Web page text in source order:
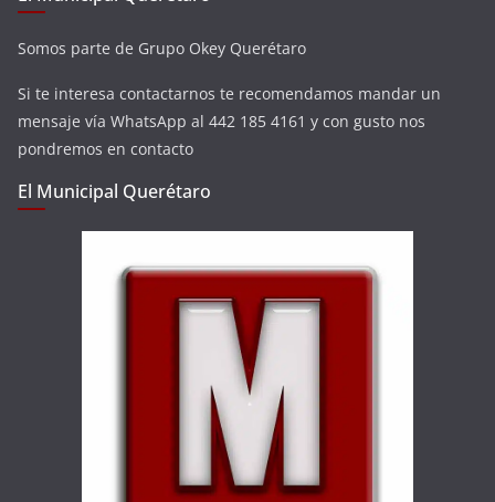
Somos parte de Grupo Okey Querétaro
Si te interesa contactarnos te recomendamos mandar un
mensaje vía WhatsApp al 442 185 4161 y con gusto nos
pondremos en contacto
El Municipal Querétaro